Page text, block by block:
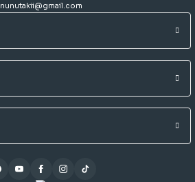
nunutakii@gmail.com